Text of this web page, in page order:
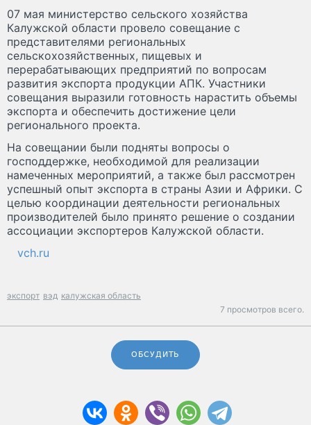
07 мая министерство сельского хозяйства
Калужской области провело совещание с
представителями региональных
сельскохозяйственных, пищевых и
перерабатывающих предприятий по вопросам
развития экспорта продукции АПК. Участники
совещания выразили готовность нарастить объемы
экспорта и обеспечить достижение цели
регионального проекта.
На совещании были подняты вопросы о
господдержке, необходимой для реализации
намеченных мероприятий, а также был рассмотрен
успешный опыт экспорта в страны Азии и Африки. С
целью координации деятельности региональных
производителей было принято решение о создании
ассоциации экспортеров Калужской области.
vch.ru
экспорт вэд калужская область
7 просмотров всего.
ОБСУДИТЬ